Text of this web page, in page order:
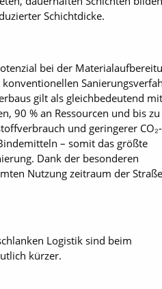
Schichtdicke.
bei der
gilt als gleichbedeutend
90 % an Ressourcen und bis
und geringerer CO₂-
– somit das größte
Dank der besonderen
Nutzung zeitraum der
Logistik sind beim
kürzer.